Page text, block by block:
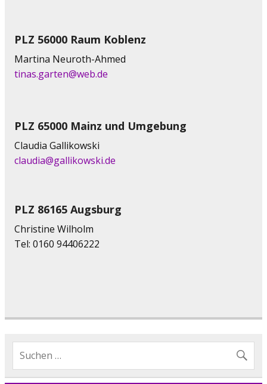
PLZ 56000 Raum Koblenz
Martina Neuroth-Ahmed
tinas.garten@web.de
PLZ 65000 Mainz und Umgebung
Claudia Gallikowski
claudia@gallikowski.de
PLZ 86165 Augsburg
Christine Wilholm
Tel: 0160 94406222